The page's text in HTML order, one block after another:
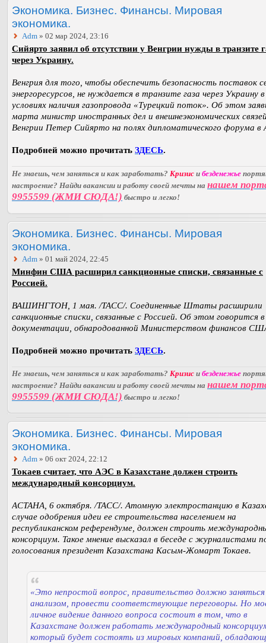
Экономика. Бизнес. Финансы. Мировая
экономика.
Adm » 02 мар 2024, 23:16
Сийярто заявил об отсутствии у Венгрии нужды в транзите
через Украину.
Венгрия для того, чтобы обеспечить безопасность поставок
энергоресурсов, не нуждается в транзите газа через Украину в
условиях наличия газопровода «Турецкий поток». Об этом
марта министр иностранных дел и внешнеэкономических
Венгрии Петер Сийярто на полях дипломатического форума в
Подробней можно прочитать ЗДЕСЬ.
Не знаешь, чем заняться и как заработать? Кризис и безденежье
настроение? Найди вакансии и работу своей мечты на нашем
9955599 (ЖМИ СЮДА!) быстро и легко!
Экономика. Бизнес. Финансы. Мировая
экономика.
Adm » 01 май 2024, 22:45
Минфин США расширил санкционные списки, связанные с
Россией.
ВАШИНГТОН, 1 мая. /ТАСС/. Соединенные Штаты расширили
санкционные списки, связанные с Россией. Об этом говорится в
документации, обнародованной Министерством финансов
Подробней можно прочитать ЗДЕСЬ.
Не знаешь, чем заняться и как заработать? Кризис и безденежье
настроение? Найди вакансии и работу своей мечты на нашем
9955599 (ЖМИ СЮДА!) быстро и легко!
Экономика. Бизнес. Финансы. Мировая
экономика.
Adm » 06 окт 2024, 22:12
Токаев считает, что АЭС в Казахстане должен строить
международный консорциум.
АСТАНА, 6 октября. /ТАСС/. Атомную электростанцию в
случае одобрения идеи ее строительства населением на
республиканском референдуме, должен строить
консорциум. Такое мнение высказал в беседе с журналистами
голосования президент Казахстана Касым-Жомарт Токаев.
«Это непростой вопрос, правительство должно заняться
анализом, провести соответствующие переговоры. Но
личное видение данного вопроса состоит в том, что в
Казахстане должен работать международный
который будет состоять из мировых компаний,